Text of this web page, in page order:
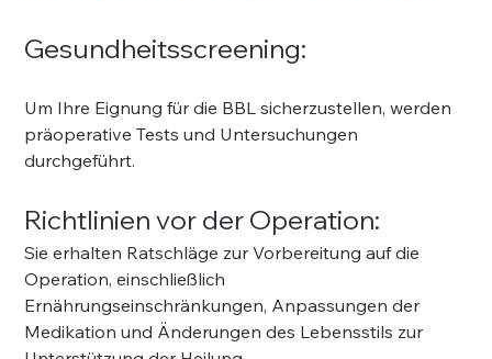
Gesundheitsscreening:
Um Ihre Eignung für die BBL sicherzustellen, werden
präoperative Tests und Untersuchungen
durchgeführt.
Richtlinien vor der Operation:
Sie erhalten Ratschläge zur Vorbereitung auf die
Operation, einschließlich
Ernährungseinschränkungen, Anpassungen der
Medikation und Änderungen des Lebensstils zur